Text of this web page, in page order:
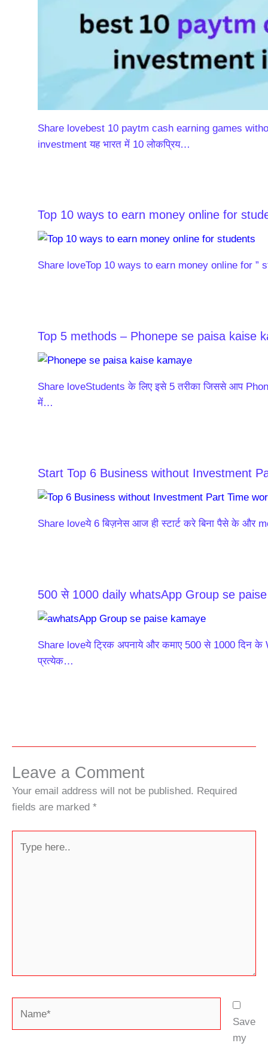
Share lovebest 10 paytm cash earning games
investment यह भारत में 10 लोकप्रिय…
Top 10 ways to earn money online for
Share loveTop 10 ways to earn money online for ”
Top 5 methods – Phonepe se paisa kaise
Share loveStudents के लिए इसे 5 तरीका जिससे आप
में…
Start Top 6 Business without Investment
Share loveये 6 बिज़नेस आज ही स्टार्ट करे बिना पैसे के और
500 से 1000 daily whatsApp Group se
Share loveये ट्रिक अपनाये और कमाए 500 से 1000 दिन
प्रत्येक…
Leave a Comment
Your email address will not be published. Required
fields are marked *
here..
Save
my